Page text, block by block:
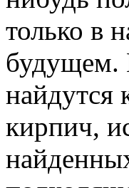
только в
будущем.
найдутся
кирпич,